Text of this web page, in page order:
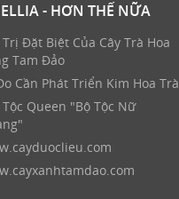
- HƠN THẾ NỮA
Trị Đặt Biệt Của Cây Trà Hoa
Tam Đảo
Cần Phát Triển Kim Hoa Trà
Queen "Bộ Tộc Nữ